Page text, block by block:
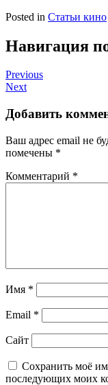
Posted in Статьи кино
Навигация
Previous
Next
Добавить
Ваш адрес email не
помечены *
Комментарий *
Имя *
Email *
Сайт
Сохранить моё
последующих моих